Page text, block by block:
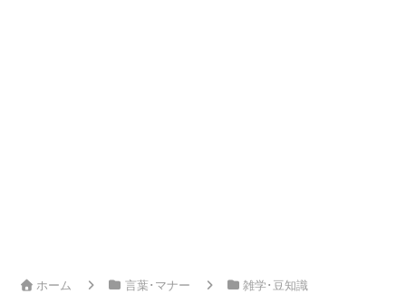
ホーム 言葉･マナー 雑学･豆知識